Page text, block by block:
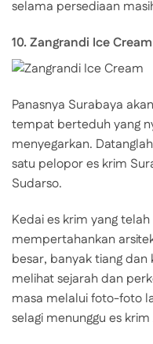
selama persediaan
10. Zangrandi Ice Cream
Panasnya Surabaya
tempat berteduh yang
menyegarkan.
satu pelopor es krim
Sudarso.
Kedai es krim yang
mempertahankan
besar, banyak tiang dan
melihat sejarah dan
masa melalui foto-foto
selagi menunggu es